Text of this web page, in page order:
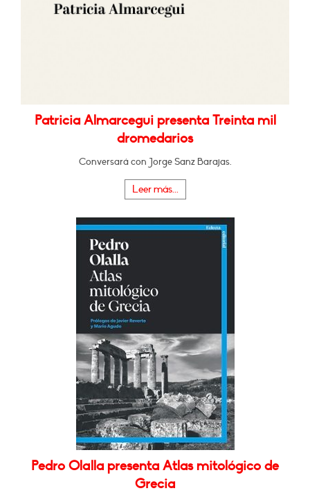
Patricia Almarcegui presenta Treinta mil
dromedarios
Conversará con Jorge Sanz Barajas.
Leer más...
Pedro Olalla presenta Atlas mitológico de
Grecia